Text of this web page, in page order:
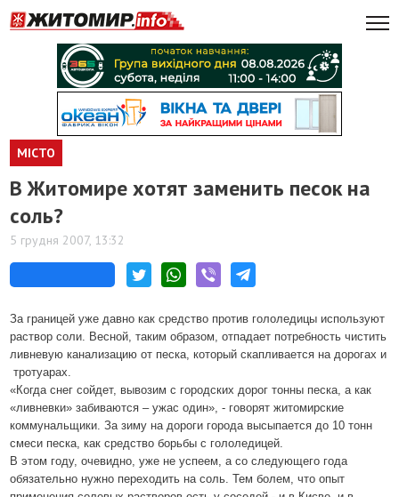
МІСТО
В Житомире хотят заменить песок на
соль?
5 грудня 2007, 13:32
За границей уже давно как средство против гололедицы используют
раствор соли. Весной, таким образом, отпадает потребность чистить
ливневую канализацию от песка, который скапливается на дорогах и
тротуарах.
«Когда снег сойдет, вывозим с городских дорог тонны песка, а как
«ливневки» забиваются – ужас один», - говорят житомирские
коммунальщики. За зиму на дороги города высыпается до 10 тонн
смеси песка, как средство борьбы с гололедицей.
В этом году, очевидно, уже не успеем, а со следующего года
обязательно нужно переходить на соль. Тем болем, что опыт